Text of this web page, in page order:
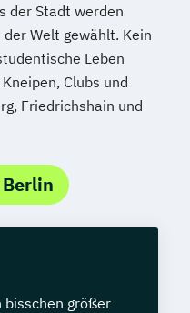
der Stadt werden
Welt gewählt. Kein
Leben
Clubs und
Friedrichshain und
größer